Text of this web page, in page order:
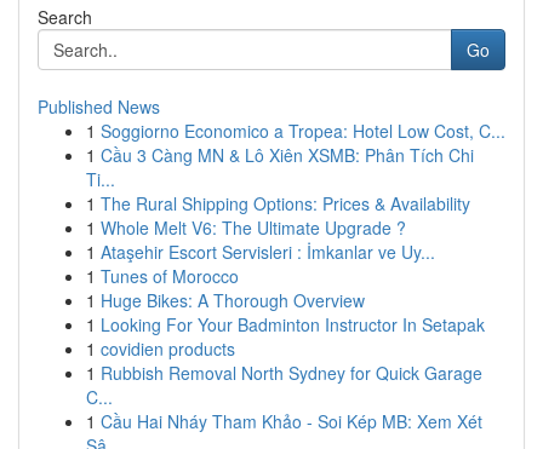
Search
Go
Published News
1 Soggiorno Economico a Tropea: Hotel Low Cost, C...
1 Cầu 3 Càng MN & Lô Xiên XSMB: Phân Tích Chi
Ti...
1 The Rural Shipping Options: Prices & Availability
1 Whole Melt V6: The Ultimate Upgrade ?
1 Ataşehir Escort Servisleri : İmkanlar ve Uy...
1 Tunes of Morocco
1 Huge Bikes: A Thorough Overview
1 Looking For Your Badminton Instructor In Setapak
1 covidien products
1 Rubbish Removal North Sydney for Quick Garage
C...
1 Cầu Hai Nháy Tham Khảo - Soi Kép MB: Xem Xét